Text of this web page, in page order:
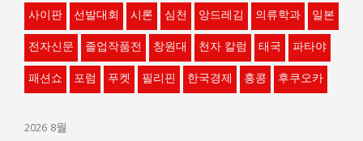
사이판
선발대회 시론 심천 앙드레김 의류학과
일본
전자신문
졸업작품전 창원대 천자 칼럼 태국
파타야
패션쇼
포럼 푸켓 필리핀 한국경제 홍콩 후쿠오카
2026 8월